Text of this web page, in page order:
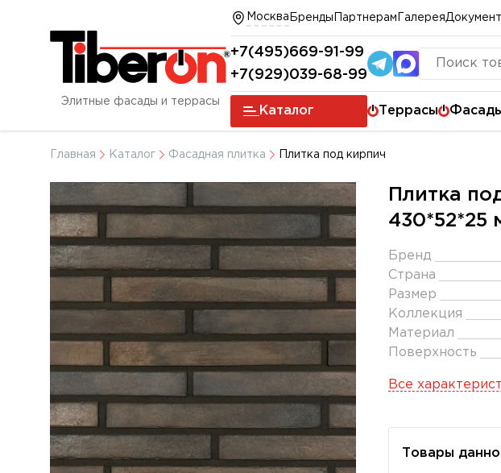
Элитные фасады и террасы
Москва Бренды Партнерам Галерея
+7(495)669-91-99
+7(929)039-68-99
Каталог Террасы
Главная Каталог Фасадная плитка Плитка под кирпич
Плитка
430*52*25
Бренд
Страна
Размер
Коллекция
Материал
Поверхность
Все
Товары